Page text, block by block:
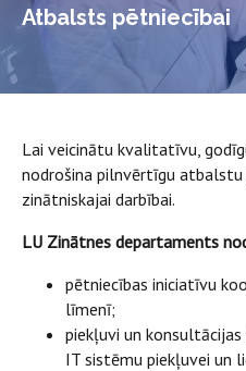
Atbalsts pētniecībai
Lai veicinātu kvalitatīvu,
nodrošina pilnvērtīgu atbalstu
zinātniskajai darbībai.
LU Zinātnes departaments
pētniecības iniciatīvu
līmenī;
piekļuvi un
IT sistēmu piekļuvei un